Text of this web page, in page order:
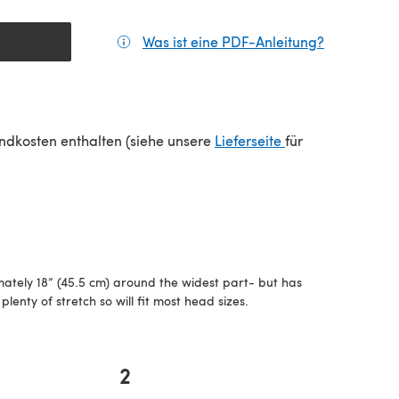
Was ist eine PDF-Anleitung?
enthalten (siehe unsere Lieferseite(öffnet sich in
für
18” (45.5 cm) around the widest part- but has
plenty of stretch so will fit most head sizes.
2